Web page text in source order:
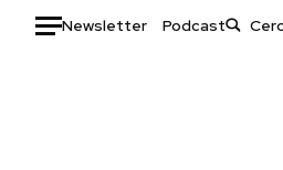
Newsletter Podcast